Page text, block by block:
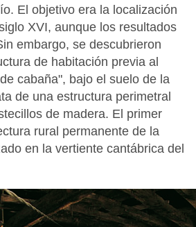
El objetivo era la localización
XVI, aunque los resultados
embargo, se descubrieron
de habitación previa al
cabaña", bajo el suelo de la
de una estructura perimetral
de madera. El primer
rural permanente de la
en la vertiente cantábrica del